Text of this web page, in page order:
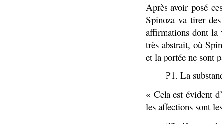
Après avoir posé
Spinoza va tirer
affirmations dont la
très abstrait, où
et la portée ne sont
P1. La
« Cela est évident
les affections sont